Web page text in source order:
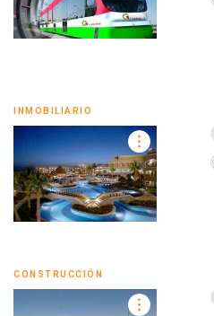
INMOBILIARIO
CONSTRUCCIÓN